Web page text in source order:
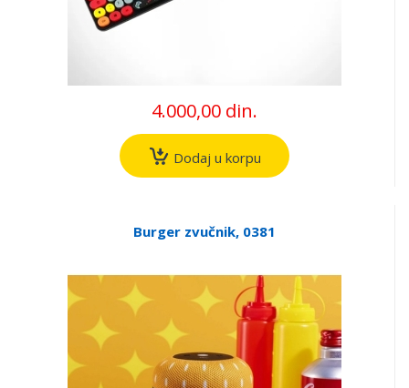
4.000,00 din.
Dodaj u korpu
Burger zvučnik, 0381